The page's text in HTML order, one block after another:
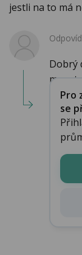
jestli na to má
Dobrý
Pro
se